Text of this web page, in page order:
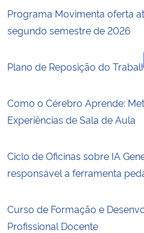
Advocacia-Geral da União
Programa Movimenta oferta
segundo semestre de 2026
Plano de Reposição do
Como o Cérebro Aprende:
Experiências de Sala de Aula
Ciclo de Oficinas sobre IA
responsável a ferramenta
Curso de Formação e
Profissional Docente